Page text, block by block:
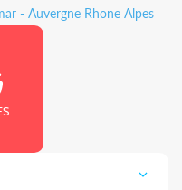
- Auvergne Rhone Alpes